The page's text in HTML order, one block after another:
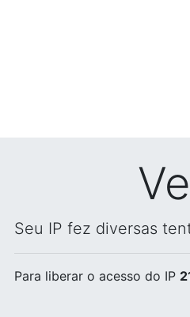
Seu IP fez diversas
Para liberar o acesso do IP